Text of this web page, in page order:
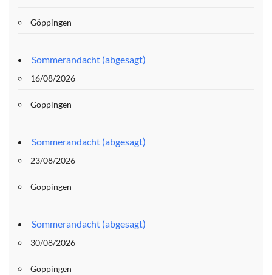
Göppingen
Sommerandacht (abgesagt)
16/08/2026
Göppingen
Sommerandacht (abgesagt)
23/08/2026
Göppingen
Sommerandacht (abgesagt)
30/08/2026
Göppingen